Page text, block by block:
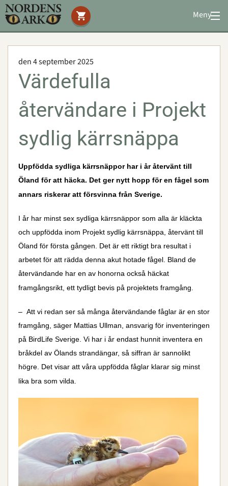
Meny
Stöd oss
Bevarande
Utbildning
Boende
Konferens
Om oss | Öppettider | Press
Sök
den 4 september 2025
Värdefulla
återvändare i Projekt
sydlig kärrsnäppa
Uppfödda sydliga kärrsnäppor har i år återvänt till
Öland för att häcka. Det ger nytt hopp för en fågel som
annars riskerar att försvinna från Sverige.
I år har minst sex sydliga kärrsnäppor som alla är kläckta
och uppfödda inom Projekt sydlig kärrsnäppa, återvänt till
Öland för första gången. Det är ett riktigt bra resultat i
arbetet för att rädda denna akut hotade fågel. Bland de
återvändande har en av honorna också häckat
framgångsrikt, ett tydligt bevis på projektets framgång.
– Att vi redan ser så många återvändande fåglar är en stor
framgång, säger Mattias Ullman, ansvarig för inventeringen
på BirdLife Sverige. Vi har i år endast hunnit inventera en
bråkdel av Ölands strandängar, så siffran är sannolikt
högre. Det visar att våra uppfödda fåglar klarar sig minst
lika bra som vilda.